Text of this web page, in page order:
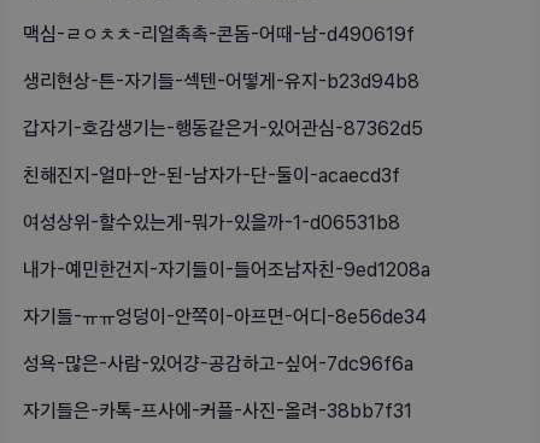
맥심-ㄹㅇㅊㅊ-리얼촉촉-콘돔-어때-남-d490619f
생리현상-튼-자기들-섹텐-어떻게-유지-b23d94b8
갑자기-호감생기는-행동같은거-있어관심-87362d5
친해진지-얼마-안-된-남자가-단-둘이-acaecd3f
여성상위-할수있는게-뭐가-있을까-1-d06531b8
내가-예민한건지-자기들이-들어조남자친-9ed1208a
자기들-ㅠㅠ엉덩이-안쪽이-아프면-어디-8e56de34
성욕-많은-사람-있어걍-공감하고-싶어-7dc96f6a
자기들은-카톡-프사에-커플-사진-올려-38bb7f31